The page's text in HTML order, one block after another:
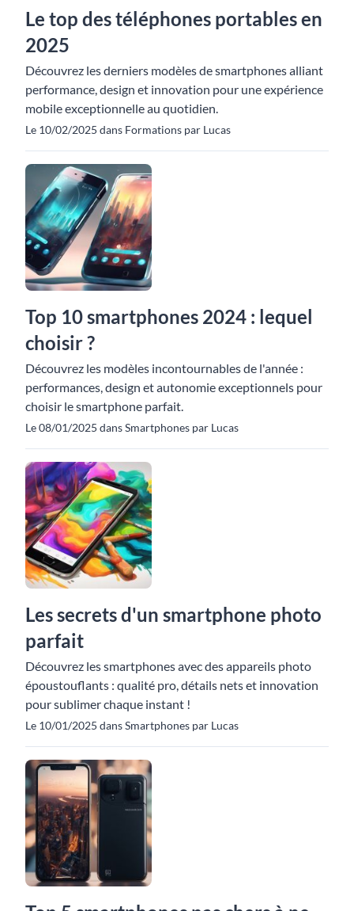
Le top des téléphones portables en
2025
Découvrez les derniers modèles de smartphones alliant
performance, design et innovation pour une expérience
mobile exceptionnelle au quotidien.
Le 10/02/2025 dans Formations par Lucas
Top 10 smartphones 2024 : lequel
choisir ?
Découvrez les modèles incontournables de l'année :
performances, design et autonomie exceptionnels pour
choisir le smartphone parfait.
Le 08/01/2025 dans Smartphones par Lucas
Les secrets d'un smartphone photo
parfait
Découvrez les smartphones avec des appareils photo
époustouflants : qualité pro, détails nets et innovation
pour sublimer chaque instant !
Le 10/01/2025 dans Smartphones par Lucas